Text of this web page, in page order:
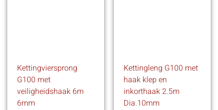
Kettingviersprong
G100 met
veiligheidshaak 6m
6mm
Kettingleng G100 met
haak klep en
inkorthaak 2.5m
Dia.10mm